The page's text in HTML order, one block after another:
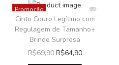
Promoção
Cinto Couro Legítimo com
Regulagem de Tamanho+
Brinde Surpresa
R$69,90 R$64,90